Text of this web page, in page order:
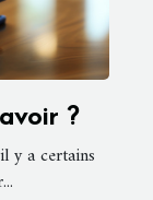
?
y a certains